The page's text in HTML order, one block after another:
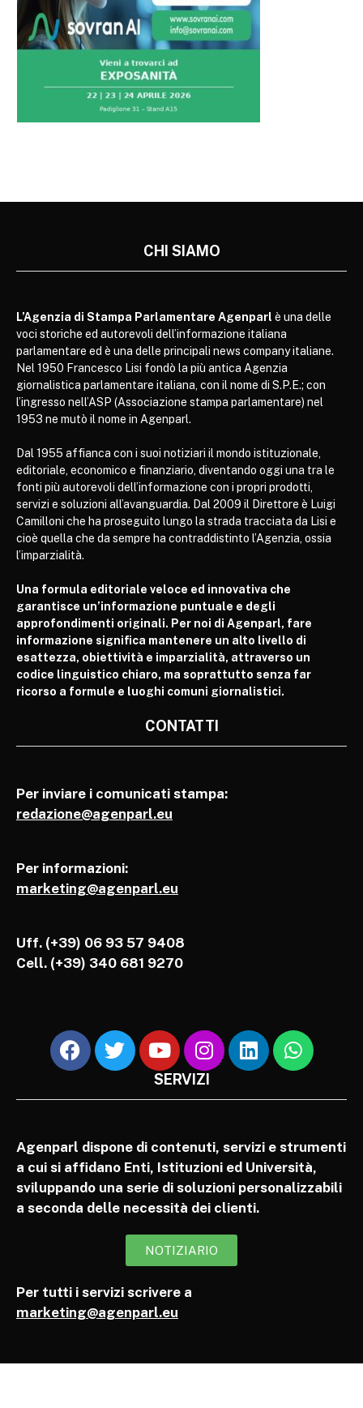
CHI SIAMO
L’Agenzia di Stampa Parlamentare Agenparl è una delle
voci storiche ed autorevoli dell’informazione italiana
parlamentare ed è una delle principali news company italiane.
Nel 1950 Francesco Lisi fondò la più antica Agenzia
giornalistica parlamentare italiana, con il nome di S.P.E.; con
l’ingresso nell’ASP (Associazione stampa parlamentare) nel
1953 ne mutò il nome in Agenparl.
Dal 1955 affianca con i suoi notiziari il mondo istituzionale,
editoriale, economico e finanziario, diventando oggi una tra le
fonti più autorevoli dell’informazione con i propri prodotti,
servizi e soluzioni all’avanguardia. Dal 2009 il Direttore è Luigi
Camilloni che ha proseguito lungo la strada tracciata da Lisi e
cioè quella che da sempre ha contraddistinto l’Agenzia, ossia
l’imparzialità.
Una formula editoriale veloce ed innovativa che
garantisce un’informazione puntuale e degli
approfondimenti originali. Per noi di Agenparl, fare
informazione significa mantenere un alto livello di
esattezza, obiettività e imparzialità, attraverso un
codice linguistico chiaro, ma soprattutto senza far
ricorso a formule e luoghi comuni giornalistici.
CONTATTI
Per inviare i comunicati stampa:
redazione@agenparl.eu
Per informazioni:
marketing@agenparl.eu
Uff. (+39) 06 93 57 9408
Cell. (+39) 340 681 9270
SERVIZI
Agenparl dispone di contenuti, servizi e strumenti
a cui si affidano Enti, Istituzioni ed Università,
sviluppando una serie di soluzioni personalizzabili
a seconda delle necessità dei clienti.
NOTIZIARIO
Per tutti i servizi scrivere a
marketing@agenparl.eu